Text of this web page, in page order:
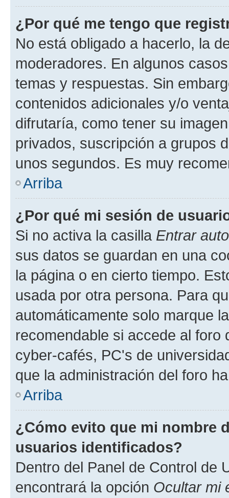
¿Por qué me tengo que
No está obligado a hacerlo, la
moderadores. En algunos
temas y respuestas. Sin
contenidos adicionales y/o
difrutaría, como tener su
privados, suscripción a grupos
unos segundos. Es muy
Arriba
¿Por qué mi sesión de
Si no activa la casilla Entrar
sus datos se guardan en una
la página o en cierto tiempo.
usada por otra persona. Para
automáticamente solo marque
recomendable si accede al foro
cyber-cafés, PC's de
que la administración del foro
Arriba
¿Cómo evito que mi nombre
usuarios identificados?
Dentro del Panel de Control de
encontrará la opción Ocultar mi